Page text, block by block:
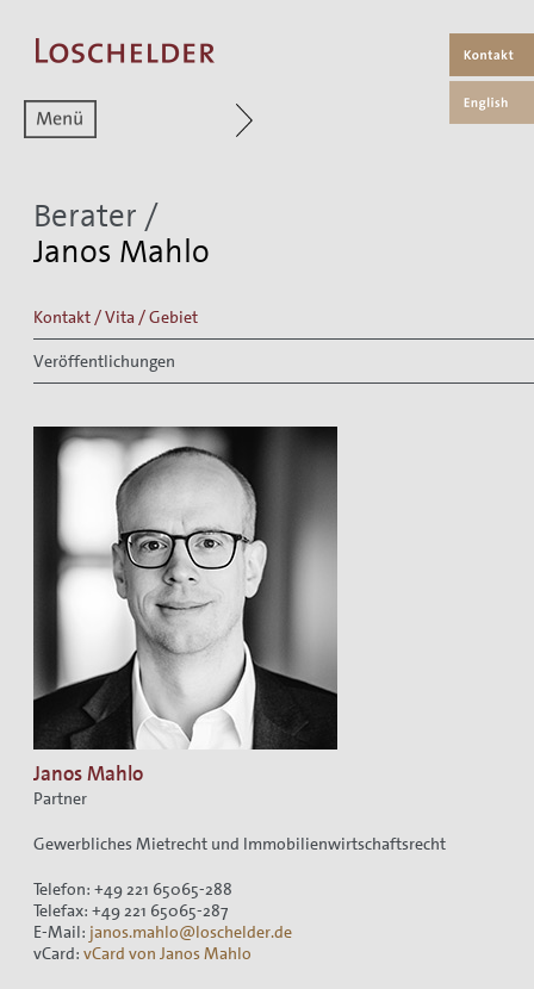
Zum aktuellen Menüpunkt
Berater /
Janos Mahlo
Kontakt / Vita / Gebiet
Veröffentlichungen
Janos Mahlo
Partner
Gewerbliches Mietrecht und Immobilienwirtschaftsrecht
Telefon: +49 221 65065-288
Telefax: +49 221 65065-287
E-Mail: janos.mahlo@loschelder.de
vCard: vCard von Janos Mahlo